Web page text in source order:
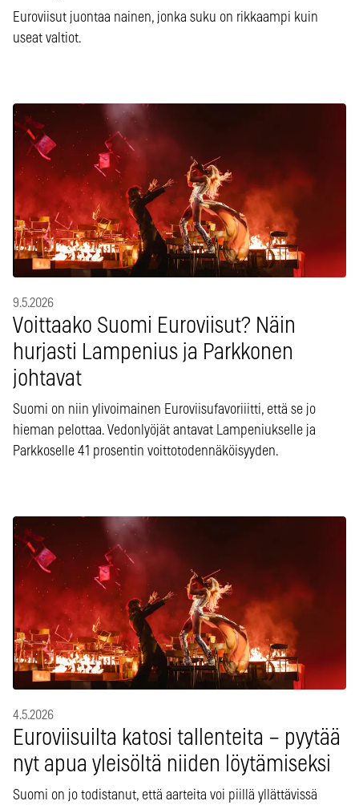
Euroviisut juontaa nainen, jonka suku on rikkaampi kuin
useat valtiot.
9.5.2026
Voittaako Suomi Euroviisut? Näin
hurjasti Lampenius ja Parkkonen
johtavat
Suomi on niin ylivoimainen Euroviisufavoriiitti, että se jo
hieman pelottaa. Vedonlyöjät antavat Lampeniukselle ja
Parkkoselle 41 prosentin voittotodennäköisyyden.
4.5.2026
Euroviisuilta katosi tallenteita – pyytää
nyt apua yleisöltä niiden löytämiseksi
Suomi on jo todistanut, että aarteita voi piillä yllättävissä